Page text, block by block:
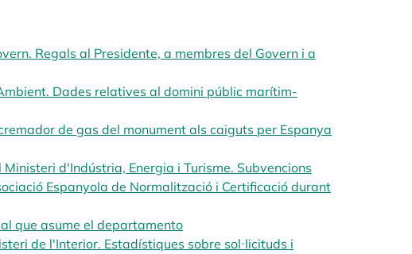
Regals al Presidente, a membres del Govern i a
Dades relatives al domini públic marítim-
de gas del monument als caiguts per Espanya
d'Indústria, Energia i Turisme. Subvencions
Espanyola de Normalització i Certificació durant
que asume el departamento
de l'Interior. Estadístiques sobre sol·licituds i